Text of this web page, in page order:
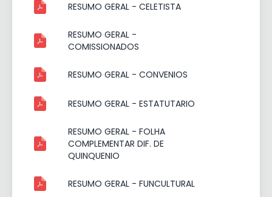
RESUMO GERAL - CELETISTA
RESUMO GERAL -
COMISSIONADOS
RESUMO GERAL - CONVENIOS
RESUMO GERAL - ESTATUTARIO
RESUMO GERAL - FOLHA
COMPLEMENTAR DIF. DE
QUINQUENIO
RESUMO GERAL - FUNCULTURAL